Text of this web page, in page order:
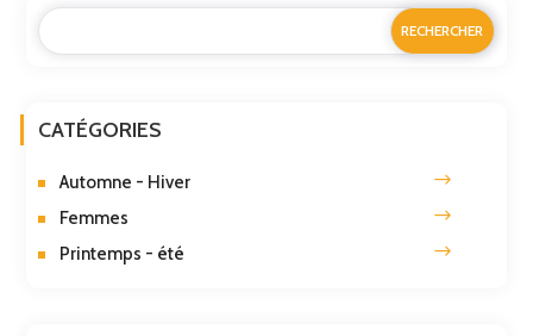
CATÉGORIES
Automne - Hiver
Femmes
Printemps - été